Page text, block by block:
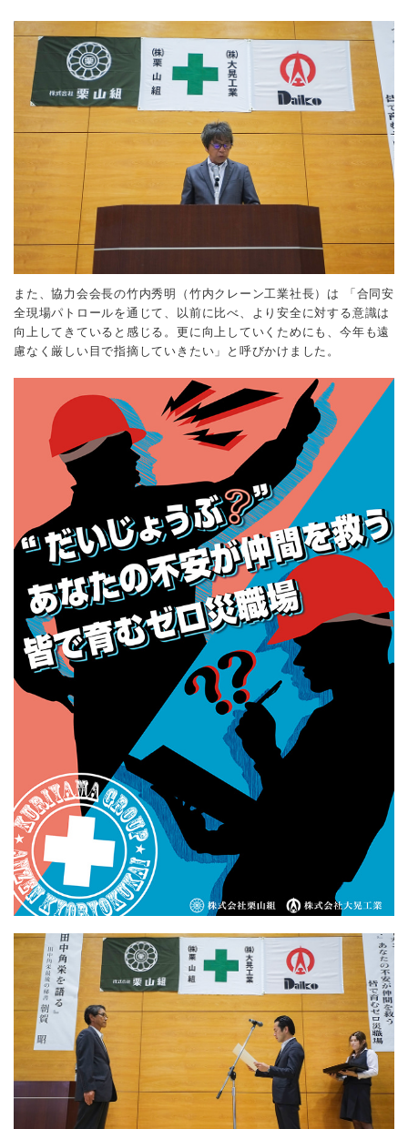
また、協力会会長の竹内秀明（竹内クレーン工業社長）は
「合同安
全現場パトロールを通じて、以前に比べ、より安全に対する意識は
向上してきていると感じる。更に向上していくためにも、今年も遠
慮なく厳しい目で指摘していきたい」と呼びかけました。